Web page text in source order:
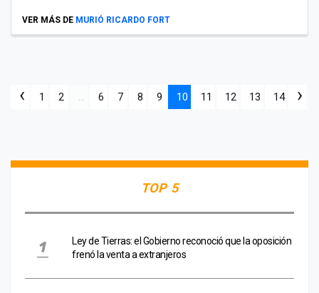
VER MÁS DE MURIÓ RICARDO FORT
‹ 1 2 ... 6 7 8 9 10 11 12 13 14 ›
TOP 5
Ley de Tierras: el Gobierno reconoció que la oposición
frenó la venta a extranjeros